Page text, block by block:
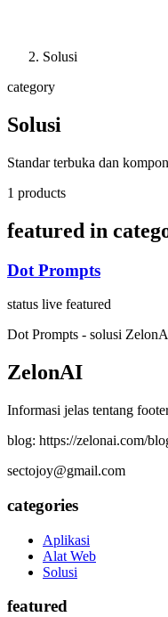
Solusi
category
Solusi
Standar terbuka dan
1 products
featured in
Dot Prompts
status live featured
Dot Prompts - solusi
ZelonAI
Informasi jelas tentang
blog: https://zelonai.com/
sectojoy@gmail.com
categories
Aplikasi
Alat Web
Solusi
featured